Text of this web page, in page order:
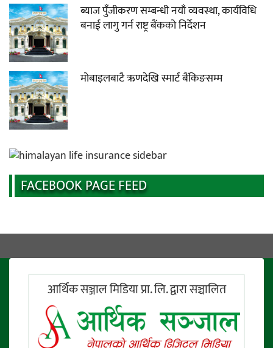
ब्याज पुँजीकरण सम्बन्धी नयाँ व्यवस्था, कार्यविधि
बनाई लागु गर्न राष्ट्र बैंकको निर्देशन
मोबाइलबाटै ऋणदेखि स्मार्ट बैंकिङसम्म
FACEBOOK PAGE FEED
आर्थिक सञ्जाल मिडिया प्रा. लि. द्वारा सञ्चालित